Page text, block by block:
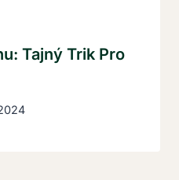
Tajný Trik Pro